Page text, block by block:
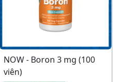
NOW - Boron 3 mg (100
viên)